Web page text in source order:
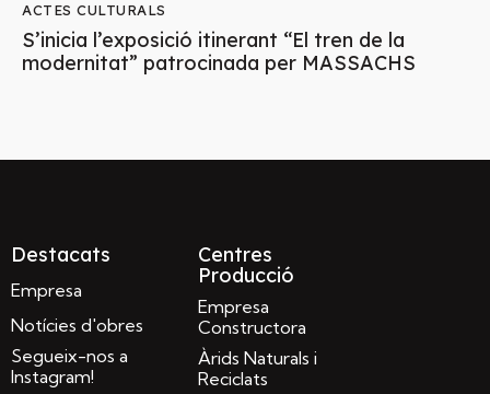
ACTES CULTURALS
S’inicia l’exposició itinerant “El tren de la
modernitat” patrocinada per MASSACHS
Destacats
Empresa
Notícies d'obres
Segueix-nos a
Instagram!
Centres
Producció
Empresa
Constructora
Àrids Naturals i
Reciclats